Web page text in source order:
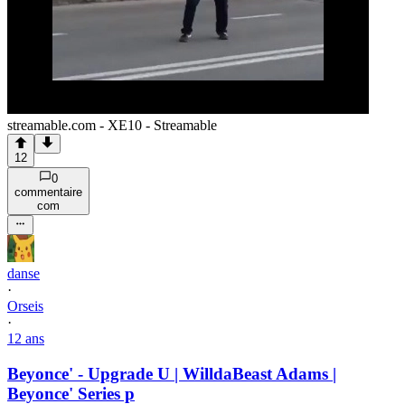
streamable.com - XE10 - Streamable
12
0
commentaire
com
danse
·
Orseis
·
12 ans
Beyonce' - Upgrade U | WilldaBeast Adams |
Beyonce' Series p